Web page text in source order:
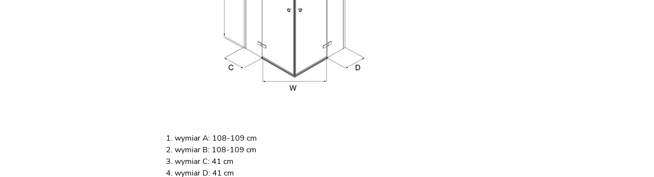
wymiar A: 108-109 cm
wymiar B: 108-109 cm
wymiar C: 41 cm
wymiar D: 41 cm